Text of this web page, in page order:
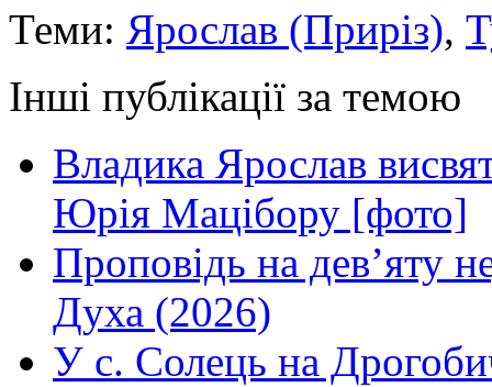
Теми: Ярослав (Приріз),
Інші публікації за темою
Владика Ярослав
Юрія Мацібору [фото]
Проповідь на дев’яту
Духа (2026)
У с. Солець на